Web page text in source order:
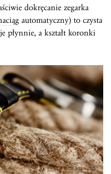
dokręcanie zegarka
automatyczny) to czysta
płynnie, a kształt koronki